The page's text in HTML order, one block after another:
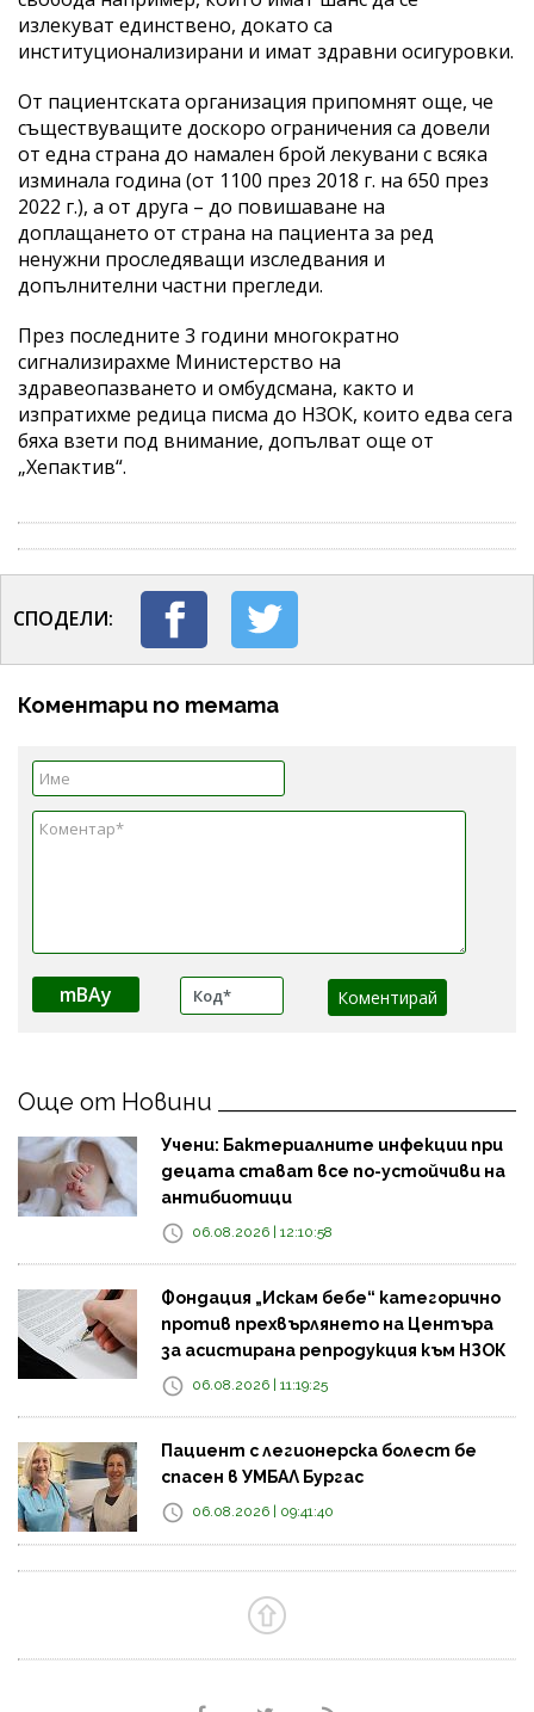
излекуват единствено, докато са
институционализирани и имат здравни осигуровки.
От пациентската организация припомнят още, че
съществуващите доскоро ограничения са довели
от една страна до намален брой лекувани с всяка
изминала година (от 1100 през 2018 г. на 650 през
2022 г.), а от друга – до повишаване на
доплащането от страна на пациента за ред
ненужни проследяващи изследвания и
допълнителни частни прегледи.
През последните 3 години многократно
сигнализирахме Министерство на
здравеопазването и омбудсмана, както и
изпратихме редица писма до НЗОК, които едва сега
бяха взети под внимание, допълват още от
„Хепактив“.
СПОДЕЛИ:
Коментари по темата
mBAy
Още от Новини
Учени: Бактериалните инфекции при
децата стават все по-устойчиви на
антибиотици
06.08.2026 | 12:10:58
Фондация „Искам бебе“ категорично
против прехвърлянето на Центъра
за асистирана репродукция към НЗОК
06.08.2026 | 11:19:25
Пациент с легионерска болест бе
спасен в УМБАЛ Бургас
06.08.2026 | 09:41:40